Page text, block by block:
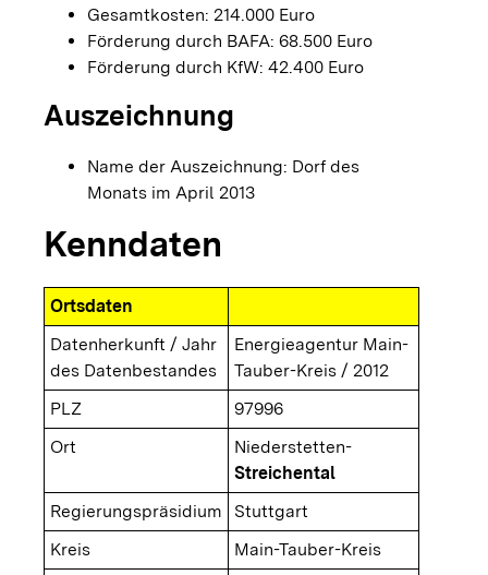
Gesamtkosten: 214.000 Euro
Förderung durch BAFA: 68.500 Euro
Förderung durch KfW: 42.400 Euro
Auszeichnung
Name der Auszeichnung: Dorf des
Monats im April 2013
Kenndaten
Ortsdaten
Datenherkunft / Jahr
des Datenbestandes
Energieagentur Main-
Tauber-Kreis / 2012
PLZ
97996
Ort
Niederstetten-
Streichental
Regierungspräsidium
Stuttgart
Kreis
Main-Tauber-Kreis